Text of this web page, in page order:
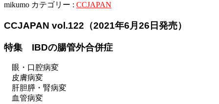
mikumo カテゴリー : CCJAPAN
CCJAPAN vol.122（2021年6月26日発売）
特集 IBDの腸管外合併症
眼・口腔病変
皮膚病変
肝胆膵・腎病変
血管病変